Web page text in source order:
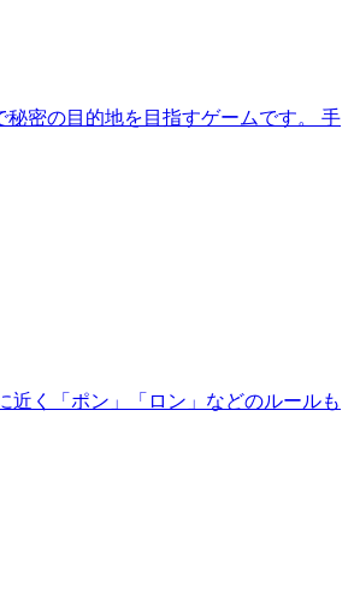
密の目的地を目指すゲームです。 手
近く「ポン」「ロン」などのルールも